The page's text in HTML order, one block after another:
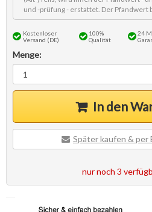
und -prüfung - erstattet. Der Pfandwert
Kostenloser
Versand (DE)
100%
Qualität
24
Menge:
In den
Später kaufen & per
nur noch 3